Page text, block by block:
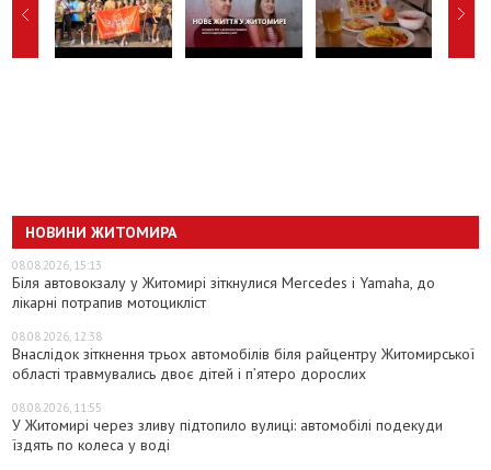
НОВИНИ ЖИТОМИРА
08.08.2026, 15:13
Біля автовокзалу у Житомирі зіткнулися Mercedes і Yamaha, до
лікарні потрапив мотоцикліст
08.08.2026, 12:38
Внаслідок зіткнення трьох автомобілів біля райцентру Житомирської
області травмувались двоє дітей і пʼятеро дорослих
08.08.2026, 11:55
У Житомирі через зливу підтопило вулиці: автомобілі подекуди
їздять по колеса у воді